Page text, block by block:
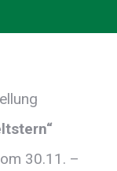
30.11. –